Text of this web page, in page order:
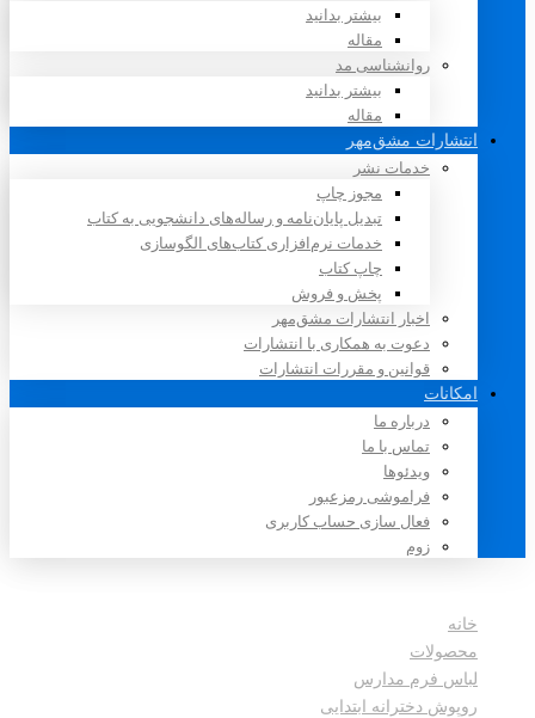
بیشتر بدانید
مقاله
روانشناسی مد
بیشتر بدانید
مقاله
انتشارات مشق‌مهر
خدمات نشر
مجوز چاپ
تبدیل پایان‌نامه و رساله‌های دانشجویی به کتاب
خدمات نرم‌افزاری کتاب‌های الگوسازی
چاپ کتاب
پخش و فروش
اخبار انتشارات مشق‌مهر
دعوت به همکاری با انتشارات
قوانین و مقررات انتشارات
امکانات
درباره ما
تماس با ما
ویدئوها
فراموشی رمزعبور
فعال سازی حساب کاربری
زوم
خانه
محصولات
لباس فرم مدارس
روپوش دخترانه ابتدایی